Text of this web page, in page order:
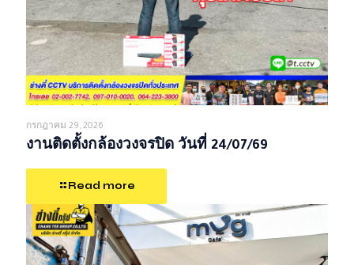
กรกฎาคม 29, 2026
งานติดตั้งกล้องวงจรปิด วันที่ 24/07/69
Read more